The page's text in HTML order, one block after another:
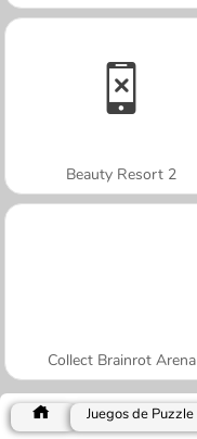
Beauty Resort 2
Collect Brainrot Arena
Juegos de Puzzle